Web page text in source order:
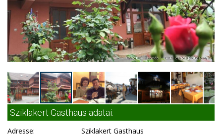
Sziklakert Gasthaus adatai:
Adresse:
Sziklakert Gasthaus